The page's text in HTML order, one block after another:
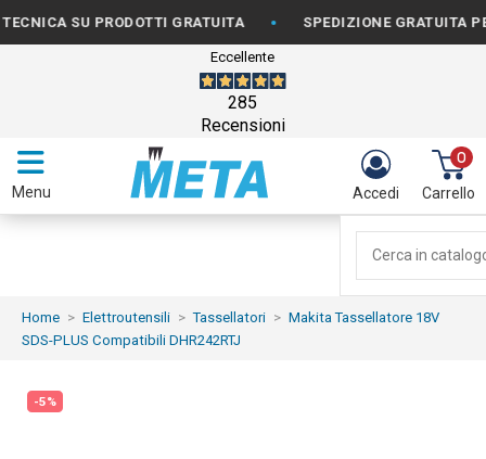
SU PRODOTTI GRATUITA • SPEDIZIONE GRATUITA PER
Eccellente
285
Recensioni
Menu Accedi
0
Carrello
Home Elettroutensili Tassellatori
Makita Tassellatore 18V
SDS-PLUS Compatibili DHR242RTJ
-5%